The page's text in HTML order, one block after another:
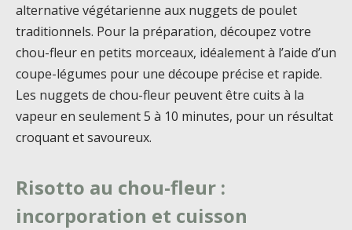
alternative végétarienne aux nuggets de poulet
traditionnels. Pour la préparation, découpez votre
chou-fleur en petits morceaux, idéalement à l’aide d’un
coupe-légumes pour une découpe précise et rapide.
Les nuggets de chou-fleur peuvent être cuits à la
vapeur en seulement 5 à 10 minutes, pour un résultat
croquant et savoureux.
Risotto au chou-fleur :
incorporation et cuisson